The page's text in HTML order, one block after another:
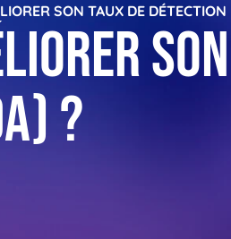
SON TAUX DE
?